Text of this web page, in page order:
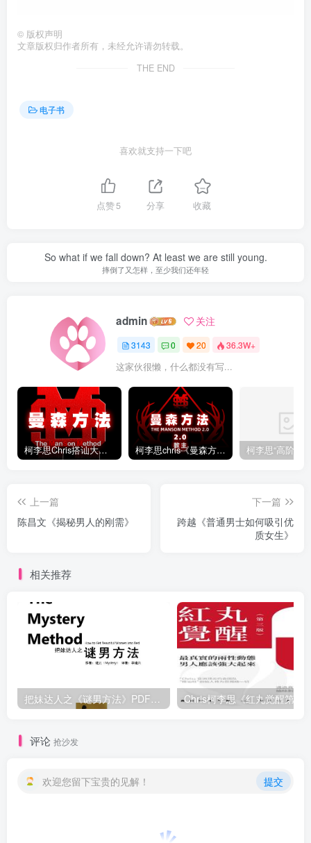
© 版权声明
文章版权归作者所有，未经允许请勿转载。
THE END
电子书
喜欢就支持一下吧
点赞5 分享 收藏
So what if we fall down? At least we are still young.
摔倒了又怎样，至少我们还年轻
admin 关注
3143 0 20 36.3W+
这家伙很懒，什么都没有写...
柯李思Chris搭讪大师“曼森方法”完整版下载 柯李思chris《曼森方法2.0课程》百度云免费下载
上一篇
陈昌文《揭秘男人的刚需》
下一篇
跨越《普通男士如何吸引优
质女生》
相关推荐
评论 抢沙发
欢迎您留下宝贵的见解！ 提交